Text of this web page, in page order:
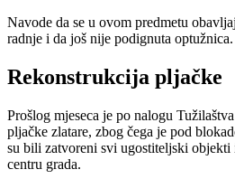
Navode da se u ovom predmetu
radnje i da još nije podignuta optužnica.
Rekonstrukcija pljačke
Prošlog mjeseca je po nalogu
pljačke zlatare, zbog čega je pod
su bili zatvoreni svi ugostiteljski objekti
centru grada.